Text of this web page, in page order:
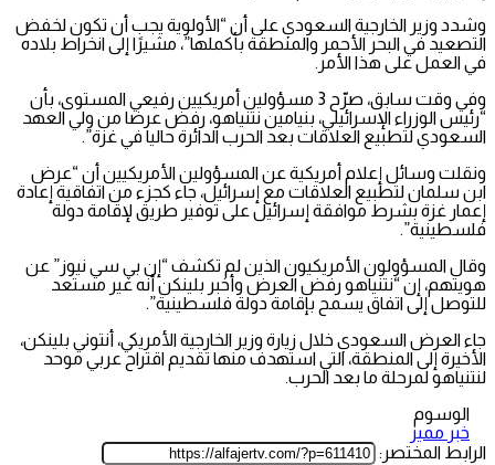
وشدد وزير الخارجية السعودي على أن “الأولوية يجب أن تكون لخفض
التصعيد في البحر الأحمر والمنطقة بأكملها”، مشيرًا إلى انخراط بلاده
في العمل على هذا الأمر.
وفي وقت سابق، صرّح 3 مسؤولين أمريكيين رفيعي المستوى، بأن
“رئيس الوزراء الإسرائيلي، بنيامين نتنياهو، رفض عرضا من ولي العهد
السعودي لتطبيع العلاقات بعد الحرب الدائرة حاليا في غزة”.
ونقلت وسائل إعلام أمريكية عن المسؤولين الأمريكيين أن “عرض
ابن سلمان لتطبيع العلاقات مع إسرائيل، جاء كجزء من اتفاقية إعادة
إعمار غزة بشرط موافقة إسرائيل على توفير طريق لإقامة دولة
فلسطينية”.
وقال المسؤولون الأمريكيون الذين لم تكشف “إن بي سي نيوز” عن
هويتهم، إن “نتنياهو رفض العرض وأخبر بلينكن أنه غير مستعد
للتوصل إلى اتفاق يسمح بإقامة دولة فلسطينية”.
جاء العرض السعودي خلال زيارة وزير الخارجية الأمريكي، أنتوني بلينكن،
الأخيرة إلى المنطقة، التي استهدف منها تقديم اقتراح عربي موحد
لنتنياهو لمرحلة ما بعد الحرب.
الوسوم
خبر مميز
الرابط المختصر: